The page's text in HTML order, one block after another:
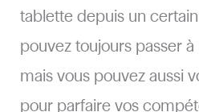
tablette depuis un
pouvez toujours passer à
mais vous pouvez aussi
pour parfaire vos